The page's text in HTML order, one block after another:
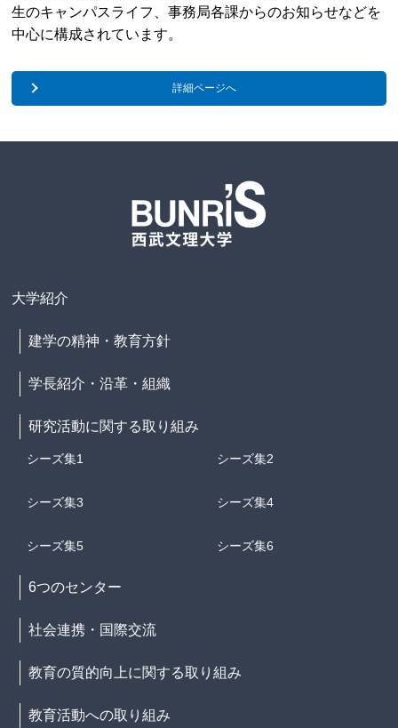
生のキャンパスライフ、事務局各課からのお知らせなどを
中心に構成されています。
詳細ページへ
大学紹介
建学の精神・教育方針
学長紹介・沿革・組織
研究活動に関する取り組み
シーズ集1 シーズ集2
シーズ集3 シーズ集4
シーズ集5 シーズ集6
6つのセンター
社会連携・国際交流
教育の質的向上に関する取り組み
教育活動への取り組み